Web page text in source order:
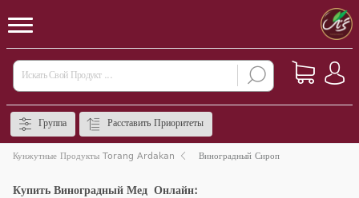
Группа Расставить Приоритеты
Кунжутные Продукты Torang Ardakan Виноградный Сироп
Купить Виноградный Мед Онлайн: